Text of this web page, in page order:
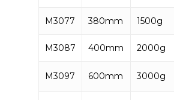
M3077 380mm 1500g
M3087 400mm 2000g
M3097 600mm 3000g